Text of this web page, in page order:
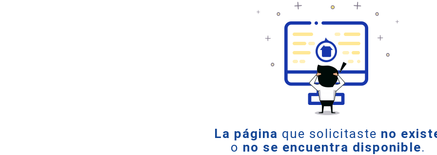
La página que solicitaste no
o no se encuentra disponible.